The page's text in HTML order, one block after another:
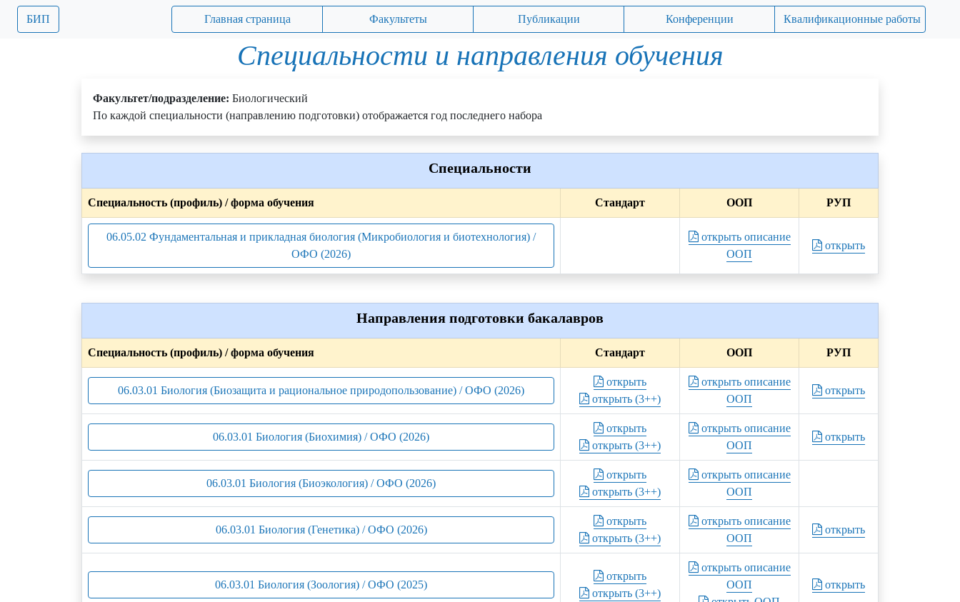
БИП Главная страница Факультеты Публикации Конференции Квалификационные работы
Специальности и направления обучения
Факультет/подразделение: Биологический
По каждой специальности (направлению подготовки) отображается год последнего набора
Специальности
Специальность (профиль) / форма обучения Стандарт ООП РУП
06.05.02 Фундаментальная и прикладная биология (Микробиология и биотехнология) /
ОФО (2026)
открыть описание
ООП
открыть
Направления подготовки бакалавров
Специальность (профиль) / форма обучения Стандарт ООП РУП
06.03.01 Биология (Биозащита и рациональное природопользование) / ОФО (2026)
открыть
открыть (3++)
открыть описание
ООП
открыть
06.03.01 Биология (Биохимия) / ОФО (2026)
открыть
открыть (3++)
открыть описание
ООП
открыть
06.03.01 Биология (Биоэкология) / ОФО (2026)
открыть
открыть (3++)
открыть описание
ООП
06.03.01 Биология (Генетика) / ОФО (2026)
открыть
открыть (3++)
открыть описание
ООП
открыть
06.03.01 Биология (Зоология) / ОФО (2025)
открыть
открыть (3++)
открыть описание
ООП
открыть